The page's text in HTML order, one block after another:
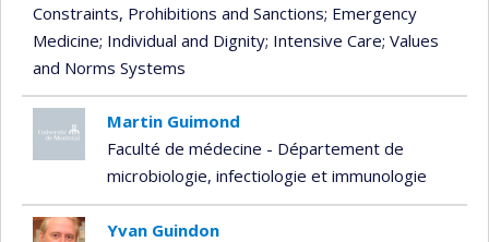
Constraints, Prohibitions and Sanctions; Emergency
Medicine; Individual and Dignity; Intensive Care; Values
and Norms Systems
Martin Guimond
Faculté de médecine - Département de
microbiologie, infectiologie et immunologie
Yvan Guindon